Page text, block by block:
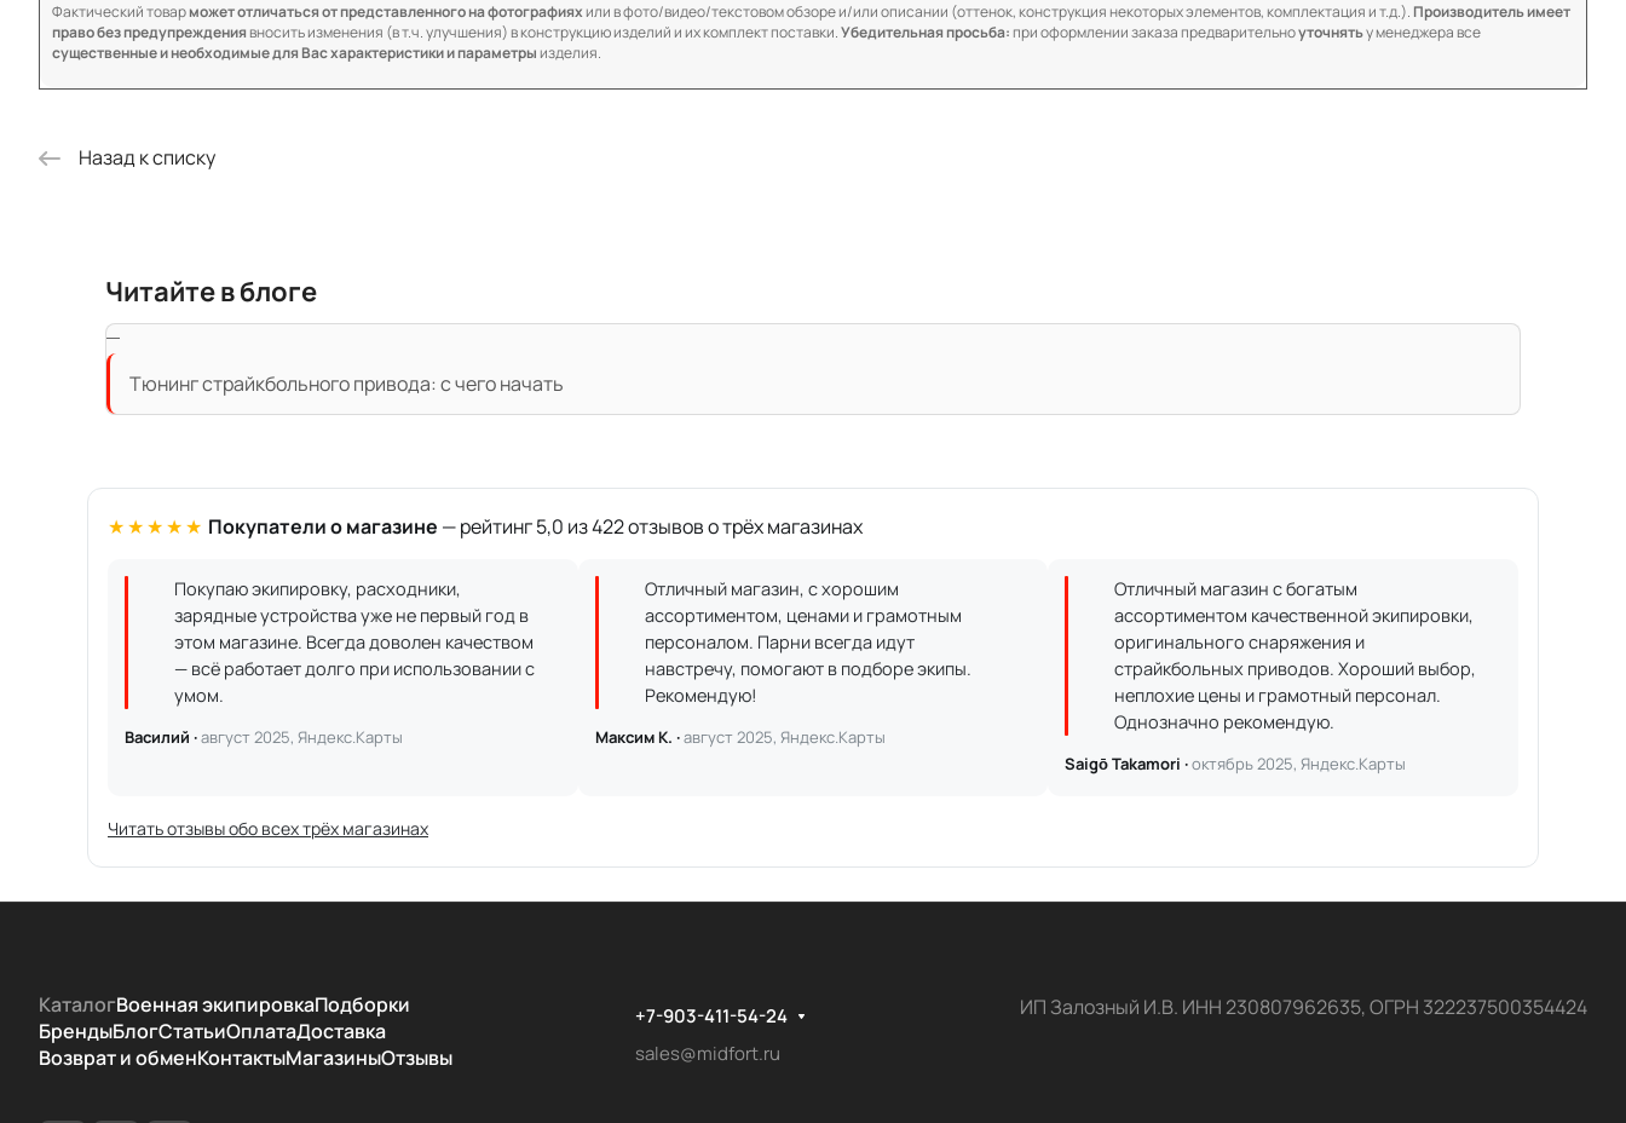
Фактический товарможет отличаться от представленного на фотографияхили в фото/видео/текстовом обзоре и/или описании (оттенок, конструкция некоторых элементов, комплектация и т.д.). Производитель имеет
право без предупреждениявносить изменения (в т.ч. улучшения) в конструкцию изделий и их комплект поставки.Убедительная просьба:при оформлении заказа предварительноуточнятьу менеджера все
существенные и необходимые для Вас характеристики и параметрыизделия.
Назад к списку
Читайте в блоге
Тюнинг страйкбольного привода: с чего начать
★★★★★ Покупатели о магазине — рейтинг 5,0 из 422 отзывов о трёх магазинах
Покупаю экипировку, расходники,
зарядные устройства уже не первый год в
этом магазине. Всегда доволен качеством
— всё работает долго при использовании с
умом.
Василий ·август 2025, Яндекс.Карты
Отличный магазин, с хорошим
ассортиментом, ценами и грамотным
персоналом. Парни всегда идут
навстречу, помогают в подборе экипы.
Рекомендую!
Максим К. ·август 2025, Яндекс.Карты
Отличный магазин с богатым
ассортиментом качественной экипировки,
оригинального снаряжения и
страйкбольных приводов. Хороший выбор,
неплохие цены и грамотный персонал.
Однозначно рекомендую.
Saigō Takamori ·октябрь 2025, Яндекс.Карты
Читать отзывы обо всех трёх магазинах
КаталогВоенная экипировкаПодборки
БрендыБлогСтатьиОплатаДоставка
Возврат и обменКонтактыМагазиныОтзывы
+7-903-411-54-24
sales@midfort.ru
ИП Залозный И.В. ИНН 230807962635, ОГРН 322237500354424